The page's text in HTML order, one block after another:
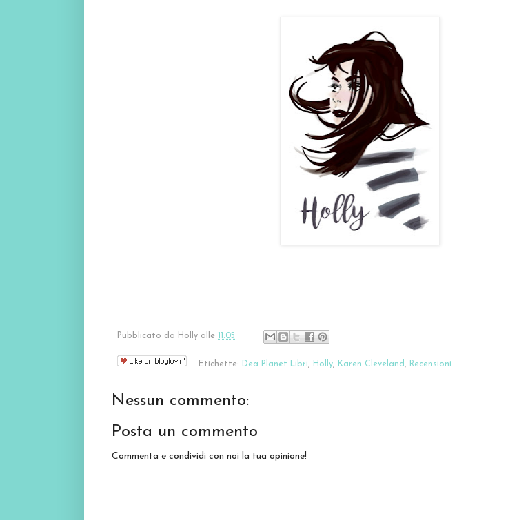
Pubblicato da Holly alle 11:05
Etichette: Dea Planet Libri, Holly, Karen Cleveland , Recensioni
Nessun commento:
Posta un commento
Commenta e condividi con noi la tua opinione!